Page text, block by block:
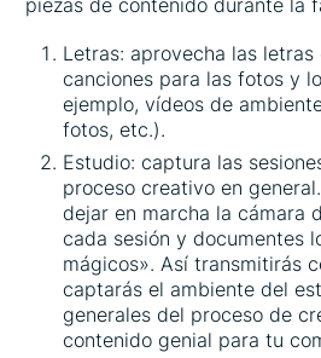
piezas de contenido durante la
Letras: aprovecha las
canciones para las fotos y
ejemplo, vídeos de
fotos, etc.).
Estudio: captura las
proceso creativo en
dejar en marcha la cámara
cada sesión y documentes
mágicos». Así transmitirás
captarás el ambiente del
generales del proceso de
contenido genial para tu